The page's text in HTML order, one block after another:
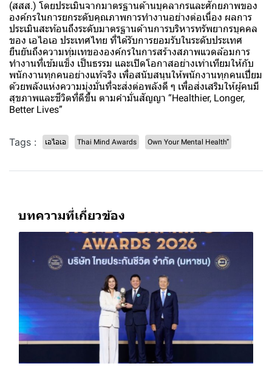
(สสส.) โดยประเมินจากมาตรฐานด้านบุคลากรและศักยภาพของ
องค์กรในการยกระดับคุณภาพการทำงานอย่างต่อเนื่อง ผลการ
ประเมินสะท้อนถึงระดับมาตรฐานด้านการบริหารทรัพยากรบุคคล
ของ เอไอเอ ประเทศไทย ที่ได้รับการยอมรับในระดับประเทศ
ยืนยันถึงความทุ่มเทขององค์กรในการสร้างสภาพแวดล้อมการ
ทำงานที่เข้มแข็ง เป็นธรรม และเปิดโอกาสอย่างเท่าเทียมให้กับ
พนักงานทุกคนอย่างแท้จริง เพื่อสนับสนุนให้พนักงานทุกคนเปี่ยม
ด้วยพลังแห่งความมุ่งมั่นที่จะส่งต่อพลังดี ๆ เพื่อส่งเสริมให้ผู้คนมี
สุขภาพและชีวิตที่ดีขึ้น ตามคำมั่นสัญญา “Healthier, Longer,
Better Lives”
Tags : เอไอเอ Thai Mind Awards Own Your Mental Health”
บทความที่เกี่ยวข้อง